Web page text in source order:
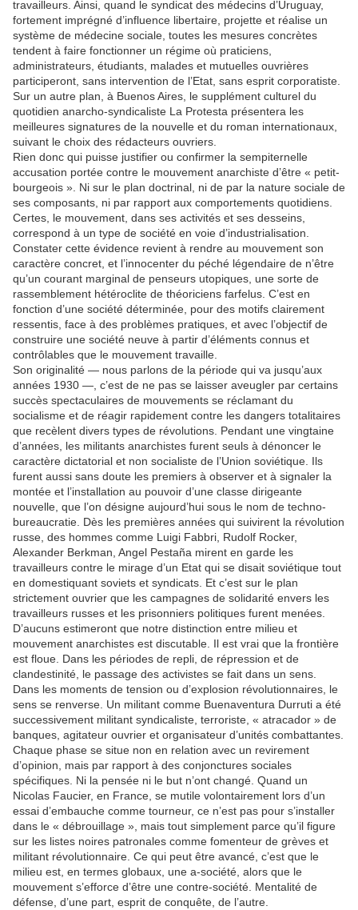
travailleurs. Ainsi, quand le syndicat des médecins d’Uruguay,
fortement imprégné d’influence libertaire, projette et réalise un
système de médecine sociale, toutes les mesures concrètes
tendent à faire fonctionner un régime où praticiens,
administrateurs, étudiants, malades et mutuelles ouvrières
participeront, sans intervention de l’Etat, sans esprit corporatiste.
Sur un autre plan, à Buenos Aires, le supplément culturel du
quotidien anarcho-syndicaliste La Protesta présentera les
meilleures signatures de la nouvelle et du roman internationaux,
suivant le choix des rédacteurs ouvriers.
Rien donc qui puisse justifier ou confirmer la sempiternelle
accusation portée contre le mouvement anarchiste d’être « petit-
bourgeois ». Ni sur le plan doctrinal, ni de par la nature sociale de
ses composants, ni par rapport aux comportements quotidiens.
Certes, le mouvement, dans ses activités et ses desseins,
correspond à un type de société en voie d’industrialisation.
Constater cette évidence revient à rendre au mouvement son
caractère concret, et l’innocenter du péché légendaire de n’être
qu’un courant marginal de penseurs utopiques, une sorte de
rassemblement hétéroclite de théoriciens farfelus. C’est en
fonction d’une société déterminée, pour des motifs clairement
ressentis, face à des problèmes pratiques, et avec l’objectif de
construire une société neuve à partir d’éléments connus et
contrôlables que le mouvement travaille.
Son originalité — nous parlons de la période qui va jusqu’aux
années 1930 —, c’est de ne pas se laisser aveugler par certains
succès spectaculaires de mouvements se réclamant du
socialisme et de réagir rapidement contre les dangers totalitaires
que recèlent divers types de révolutions. Pendant une vingtaine
d’années, les militants anarchistes furent seuls à dénoncer le
caractère dictatorial et non socialiste de l’Union soviétique. Ils
furent aussi sans doute les premiers à observer et à signaler la
montée et l’installation au pouvoir d’une classe dirigeante
nouvelle, que l’on désigne aujourd’hui sous le nom de techno-
bureaucratie. Dès les premières années qui suivirent la révolution
russe, des hommes comme Luigi Fabbri, Rudolf Rocker,
Alexander Berkman, Angel Pestaña mirent en garde les
travailleurs contre le mirage d’un Etat qui se disait soviétique tout
en domestiquant soviets et syndicats. Et c’est sur le plan
strictement ouvrier que les campagnes de solidarité envers les
travailleurs russes et les prisonniers politiques furent menées.
D’aucuns estimeront que notre distinction entre milieu et
mouvement anarchistes est discutable. Il est vrai que la frontière
est floue. Dans les périodes de repli, de répression et de
clandestinité, le passage des activistes se fait dans un sens.
Dans les moments de tension ou d’explosion révolutionnaires, le
sens se renverse. Un militant comme Buenaventura Durruti a été
successivement militant syndicaliste, terroriste, « atracador » de
banques, agitateur ouvrier et organisateur d’unités combattantes.
Chaque phase se situe non en relation avec un revirement
d’opinion, mais par rapport à des conjonctures sociales
spécifiques. Ni la pensée ni le but n’ont changé. Quand un
Nicolas Faucier, en France, se mutile volontairement lors d’un
essai d’embauche comme tourneur, ce n’est pas pour s’installer
dans le « débrouillage », mais tout simplement parce qu’il figure
sur les listes noires patronales comme fomenteur de grèves et
militant révolutionnaire. Ce qui peut être avancé, c’est que le
milieu est, en termes globaux, une a-société, alors que le
mouvement s’efforce d’être une contre-société. Mentalité de
défense, d’une part, esprit de conquête, de l’autre.